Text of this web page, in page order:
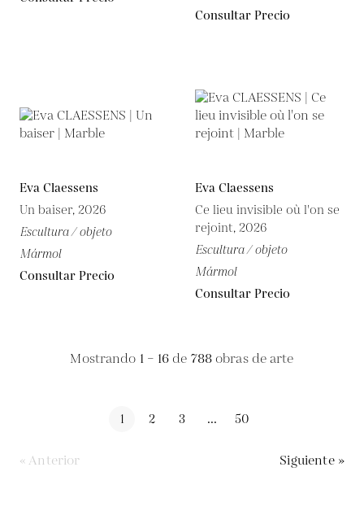
Consultar Precio
Eva Claessens
Un baiser, 2026
Escultura / objeto
Mármol
Consultar Precio
Eva Claessens
Ce lieu invisible où l'on se
rejoint, 2026
Escultura / objeto
Mármol
Consultar Precio
Mostrando 1 – 16 de 788 obras de arte
1 2 3 ... 50
« Anterior Siguiente »